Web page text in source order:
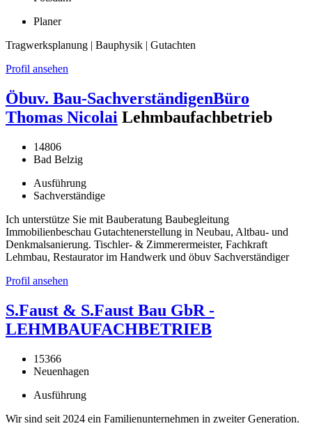
Planer
Tragwerksplanung | Bauphysik | Gutachten
Profil ansehen
Öbuv. Bau-SachverständigenBüro
Thomas Nicolai Lehmbaufachbetrieb
14806
Bad Belzig
Ausführung
Sachverständige
Ich unterstütze Sie mit Bauberatung Baubegleitung
Immobilienbeschau Gutachtenerstellung in Neubau, Altbau- und
Denkmalsanierung. Tischler- & Zimmerermeister, Fachkraft
Lehmbau, Restaurator im Handwerk und öbuv Sachverständiger
Profil ansehen
S.Faust & S.Faust Bau GbR -
LEHMBAUFACHBETRIEB
15366
Neuenhagen
Ausführung
Wir sind seit 2024 ein Familienunternehmen in zweiter Generation.